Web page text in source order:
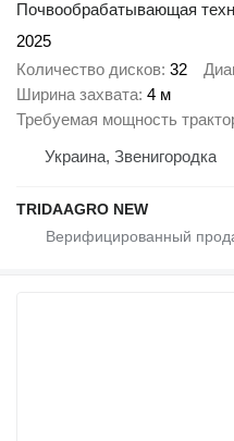
Почвообрабатывающая
2025
Количество дисков 32
Ширина захвата 4 м
Требуемая мощность
Украина, Звенигородка
TRIDAAGRO NEW